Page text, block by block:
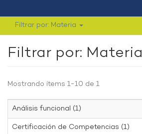
Filtrar por: Materia
Filtrar por: Materia
Mostrando ítems 1-10 de 1
Análisis funcional (1)
Certificación de Competencias (1)